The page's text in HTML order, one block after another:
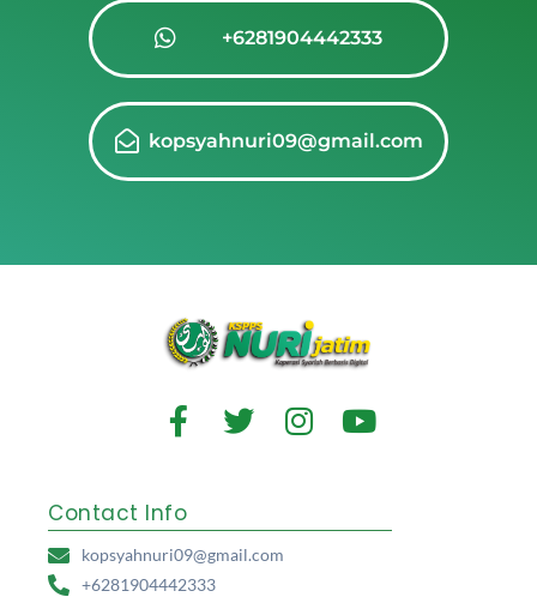
+6281904442333
kopsyahnuri09@gmail.com
Contact Info
kopsyahnuri09@gmail.com
+6281904442333